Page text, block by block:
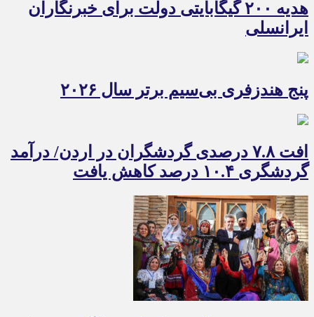
هدیه ۲۰۰ گیگابایتی دولت برای خبرنگاران
ایرانسلی
پنج هندزفری بی‌سیم برتر سال ۲۰۲۶
افت ۷.۸ درصدی گردشگران در اردن/ درآمد
گردشگری ۱۰.۴ درصد کاهش یافت